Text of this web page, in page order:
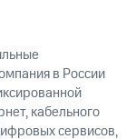
в России
кабельного
сервисов,